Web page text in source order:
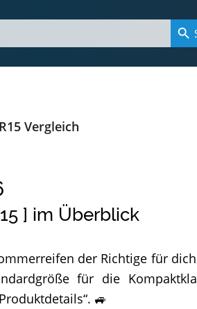
Vergleich
] im Überblick
der Richtige für
für die
🚙